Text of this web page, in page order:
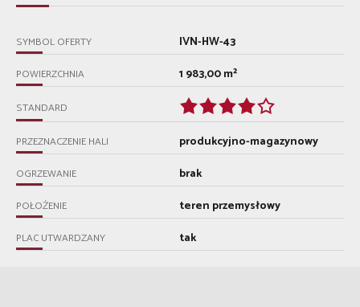
SYMBOL OFERTY IVN-HW-43
POWIERZCHNIA 1 983,00 m²
STANDARD
PRZEZNACZENIE HALI produkcyjno-magazynowy
OGRZEWANIE brak
POŁOŻENIE teren przemysłowy
PLAC UTWARDZANY tak